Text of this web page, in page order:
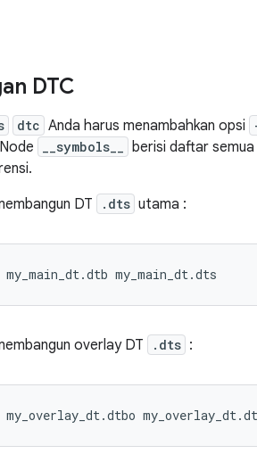
DTC
dtc Anda harus menambahkan opsi
__symbols__
berisi daftar
DT
.dts utama :
overlay DT .dts :